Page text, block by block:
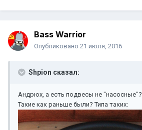
Bass Warrior
Опубликовано 21 июля, 2016
Shpion сказал:
Андрюх, а есть подвесы не "насосные"?
Такие как раньше были? Типа таких: